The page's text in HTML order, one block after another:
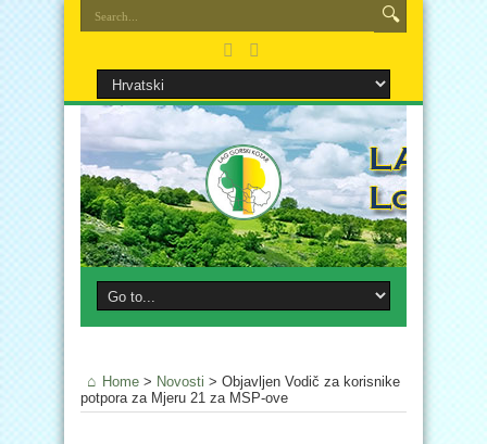
Home > Novosti > Objavljen Vodič za korisnike
potpora za Mjeru 21 za MSP-ove